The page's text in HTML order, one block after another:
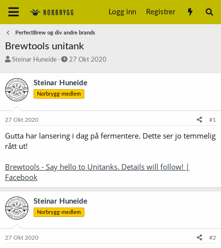
Logg inn Registrer
PerfectBrew og div andre brands
Brewtools unitank
T
å
d
s
a
r
e
r
Steinar Huneide
S
r
t
a
27 Okt 2020
Steinar Huneide
Norbrygg-medlem
27 Okt 2020 #1
Gutta har lansering i dag på fermentere. Dette ser jo temmelig
rått ut!
Brewtools - Say hello to Unitanks. Details will follow! |
Facebook
Steinar Huneide
Norbrygg-medlem
27 Okt 2020 #2